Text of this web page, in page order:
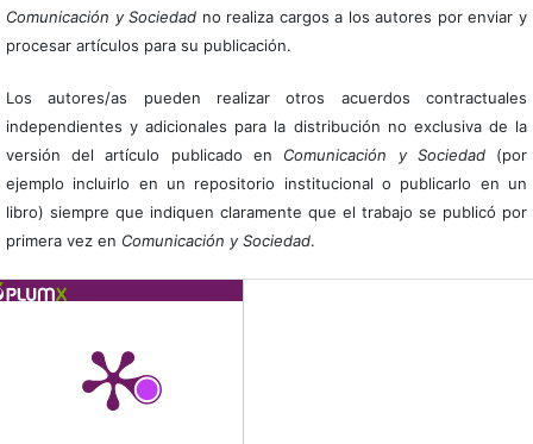
Comunicación y Sociedad no realiza cargos a los autores por enviar y
procesar artículos para su publicación.
Los autores/as pueden realizar otros acuerdos contractuales
independientes y adicionales para la distribución no exclusiva de la
versión del artículo publicado en Comunicación y Sociedad(por
ejemplo incluirlo en un repositorio institucional o publicarlo en un
libro) siempre que indiquen claramente que el trabajo se publicó por
primera vez en Comunicación y Sociedad.